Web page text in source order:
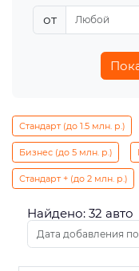
от
Стандарт (до 1.5 млн. р.)
Бизнес (до 5 млн. р.)
Стандарт + (до 2 млн. р.)
Найдено: 32 авто